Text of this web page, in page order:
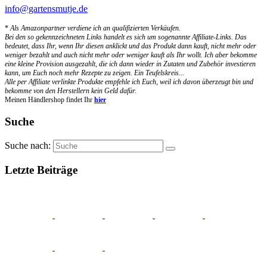
info@gartensmutje.de
* Als Amazonpartner verdiene ich an qualifizierten Verkäufen.
Bei den so gekennzeichneten Links handelt es sich um sogenannte Affiliate-Links. Das
bedeutet, dass Ihr, wenn Ihr diesen anklickt und das Produkt dann kauft, nicht mehr oder
weniger bezahlt und auch nicht mehr oder weniger kauft als Ihr wollt. Ich aber bekomme
eine kleine Provision ausgezahlt, die ich dann wieder in Zutaten und Zubehör investieren
kann, um Euch noch mehr Rezepte zu zeigen. Ein Teufelskreis...
Alle per Affiliate verlinkte Produkte empfehle ich Euch, weil ich davon überzeugt bin und
bekomme von den Herstellern kein Geld dafür.
Meinen Händlershop findet Ihr hier
Suche
Suche nach:
Letzte Beiträge